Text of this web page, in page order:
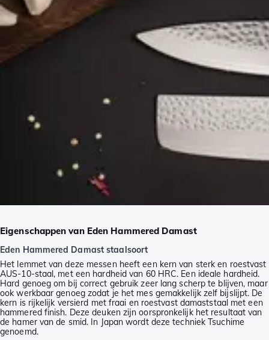
Eigenschappen van Eden Hammered Damast
Eden Hammered Damast staalsoort
Het lemmet van deze messen heeft een kern van sterk en roestvast
AUS-10-staal, met een hardheid van 60 HRC. Een ideale hardheid.
Hard genoeg om bij correct gebruik zeer lang scherp te blijven, maar
ook werkbaar genoeg zodat je het mes gemakkelijk zelf bijslijpt. De
kern is rijkelijk versierd met fraai en roestvast damaststaal met een
hammered finish. Deze deuken zijn oorspronkelijk het resultaat van
de hamer van de smid. In Japan wordt deze techniek Tsuchime
genoemd.